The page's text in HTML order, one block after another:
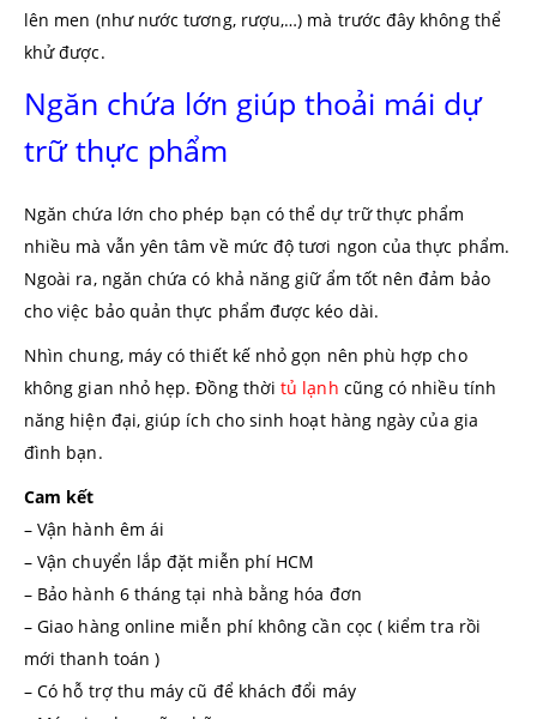
lên men (như nước tương, rượu,…) mà trước đây không thể
khử được.
Ngăn chứa lớn giúp thoải mái dự
trữ thực phẩm
Ngăn chứa lớn cho phép bạn có thể dự trữ thực phẩm
nhiều mà vẫn yên tâm về mức độ tươi ngon của thực phẩm.
Ngoài ra, ngăn chứa có khả năng giữ ẩm tốt nên đảm bảo
cho việc bảo quản thực phẩm được kéo dài.
Nhìn chung, máy có thiết kế nhỏ gọn nên phù hợp cho
không gian nhỏ hẹp. Đồng thờitủ lạnh cũng có nhiều tính
năng hiện đại, giúp ích cho sinh hoạt hàng ngày của gia
đình bạn.
Cam kết
– Vận hành êm ái
– Vận chuyển lắp đặt miễn phí HCM
– Bảo hành 6 tháng tại nhà bằng hóa đơn
– Giao hàng online miễn phí không cần cọc ( kiểm tra rồi
mới thanh toán )
– Có hỗ trợ thu máy cũ để khách đổi máy